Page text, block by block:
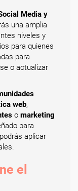
Media y
una amplia
niveles y
para quienes
para
o actualizar
web,
o marketing
para
aplicar
el